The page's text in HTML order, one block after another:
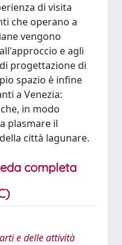
di visita
che operano a
vengono
e agli
progettazione di
spazio è infine
a Venezia:
in modo
plasmare il
città lagunare.
completa
e delle attività